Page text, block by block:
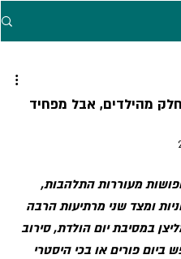
מהילדים, אבל מפחיד
מעוררות התלהבות,
ומצד שני מרתיעות הרבה
במסיבת יום הולדת, סירוב
ביום פורים או בכי היסטרי